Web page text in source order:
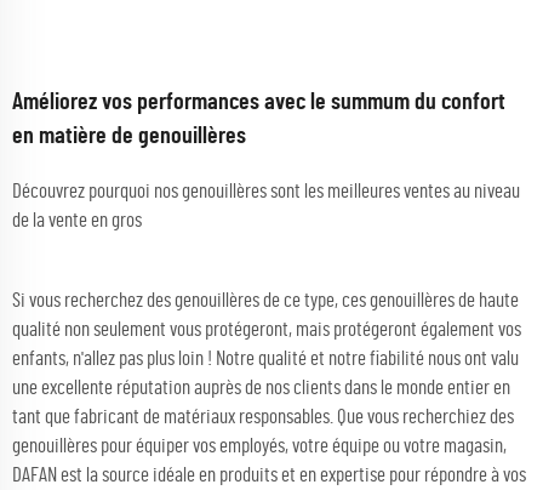
Améliorez vos performances avec le summum du confort
en matière de genouillères
Découvrez pourquoi nos genouillères sont les meilleures ventes au niveau
de la vente en gros
Si vous recherchez des genouillères de ce type, ces genouillères de haute
qualité non seulement vous protégeront, mais protégeront également vos
enfants, n'allez pas plus loin ! Notre qualité et notre fiabilité nous ont valu
une excellente réputation auprès de nos clients dans le monde entier en
tant que fabricant de matériaux responsables. Que vous recherchiez des
genouillères pour équiper vos employés, votre équipe ou votre magasin,
DAFAN est la source idéale en produits et en expertise pour répondre à vos